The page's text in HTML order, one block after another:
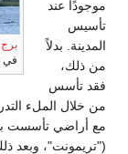
وهو أعلى مبنى
على مر القرون،
الثلاثة
وبالحصى الذي تم